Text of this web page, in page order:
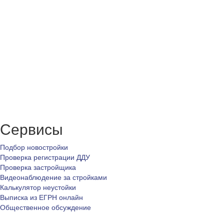
Сервисы
Подбор новостройки
Проверка регистрации ДДУ
Проверка застройщика
Видеонаблюдение за стройками
Калькулятор неустойки
Выписка из ЕГРН онлайн
Общественное обсуждение